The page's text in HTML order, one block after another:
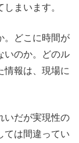
まいます。
。どこに時間が
いのか。どのル
情報は、現場に
いだが実現性の
ては間違ってい